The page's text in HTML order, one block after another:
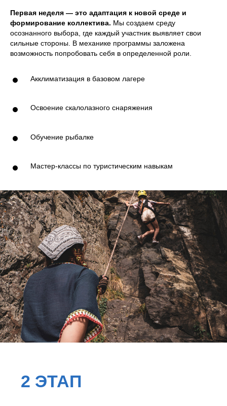
Первая неделя — это адаптация к новой среде и
формирование коллектива. Мы создаем среду
осознанного выбора, где каждый участник выявляет свои
сильные стороны. В механике программы заложена
возможность попробовать себя в определенной роли.
Акклиматизация в базовом лагере
Освоение скалолазного снаряжения
Обучение рыбалке
Мастер-классы по туристическим навыкам
РОДИТЕЛЕЙ